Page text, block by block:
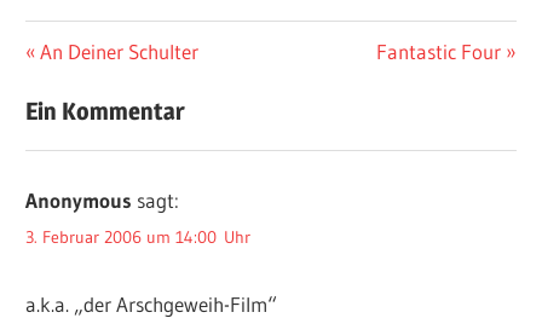
Beitragsnavigation
Vorheriger
An Deiner Schulter
Nächster
Fantastic Four
Ein Kommentar
Anonymous sagt:
3. Februar 2006 um 14:00 Uhr
a.k.a. „der Arschgeweih-Film“